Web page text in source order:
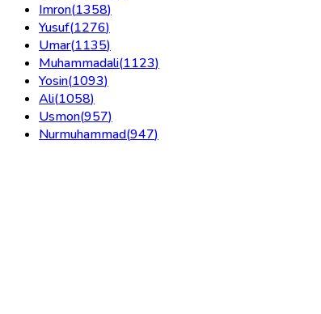
Imron(1358)
Yusuf(1276)
Umar(1135)
Muhammadali(1123)
Yosin(1093)
Ali(1058)
Usmon(957)
Nurmuhammad(947)